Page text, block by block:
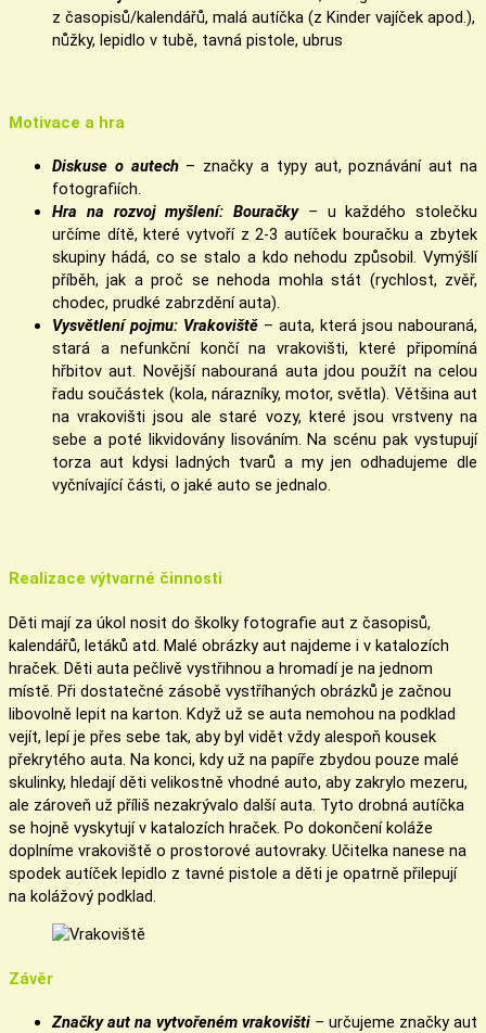
z časopisů/kalendářů, malá autíčka (z Kinder vajíček apod.),
nůžky, lepidlo v tubě, tavná pistole, ubrus
Motivace a hra
Diskuse o autech – značky a typy aut, poznávání aut na
fotografiích.
Hra na rozvoj myšlení: Bouračky–u každého stolečku
určíme dítě, které vytvoří z 2-3 autíček bouračku a zbytek
skupiny hádá, co se stalo a kdo nehodu způsobil. Vymýšlí
příběh, jak a proč se nehoda mohla stát (rychlost, zvěř,
chodec, prudké zabrzdění auta).
Vysvětlení pojmu: Vrakoviště – auta, která jsou nabouraná,
stará a nefunkční končí na vrakovišti, které připomíná
hřbitov aut. Novější nabouraná auta jdou použít na celou
řadu součástek (kola, nárazníky, motor, světla). Většina aut
na vrakovišti jsou ale staré vozy, které jsou vrstveny na
sebe a poté likvidovány lisováním. Na scénu pak vystupují
torza aut kdysi ladných tvarů a my jen odhadujeme dle
vyčnívající části, o jaké auto se jednalo.
Realizace výtvarné činnosti
Děti mají za úkol nosit do školky fotografie aut z časopisů,
kalendářů, letáků atd. Malé obrázky aut najdeme i v katalozích
hraček. Děti auta pečlivě vystřihnou a hromadí je na jednom
místě. Při dostatečné zásobě vystříhaných obrázků je začnou
libovolně lepit na karton. Když už se auta nemohou na podklad
vejít, lepí je přes sebe tak, aby byl vidět vždy alespoň kousek
překrytého auta. Na konci, kdy už na papíře zbydou pouze malé
skulinky, hledají děti velikostně vhodné auto, aby zakrylo mezeru,
ale zároveň už příliš nezakrývalo další auta. Tyto drobná autíčka
se hojně vyskytují v katalozích hraček. Po dokončení koláže
doplníme vrakoviště o prostorové autovraky. Učitelka nanese na
spodek autíček lepidlo z tavné pistole a děti je opatrně přilepují
na kolážový podklad.
Závěr
Značky aut na vytvořeném vrakovišti – určujeme značky aut